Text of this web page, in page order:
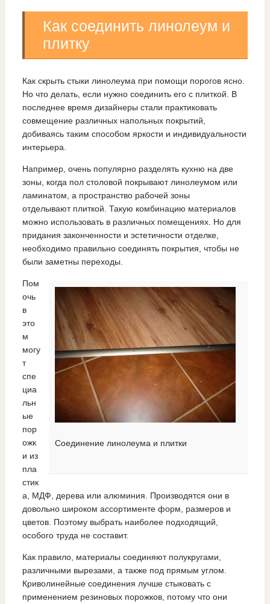
Как соединить линолеум и
плитку
Как скрыть стыки линолеума при помощи порогов ясно.
Но что делать, если нужно соединить его с плиткой. В
последнее время дизайнеры стали практиковать
совмещение различных напольных покрытий,
добиваясь таким способом яркости и индивидуальности
интерьера.
Например, очень популярно разделять кухню на две
зоны, когда пол столовой покрывают линолеумом или
ламинатом, а пространство рабочей зоны
отделывают плиткой. Такую комбинацию материалов
можно использовать в различных помещениях. Но для
придания законченности и эстетичности отделке,
необходимо правильно соединять покрытия, чтобы не
были заметны переходы.
Соединение линолеума и плитки
Пом
очь
в
это
м
могу
т
спе
циа
льн
ые
пор
ожк
и из
пла
стик
а, МДФ, дерева или алюминия. Производятся они в
довольно широком ассортименте форм, размеров и
цветов. Поэтому выбрать наиболее подходящий,
особого труда не составит.
Как правило, материалы соединяют полукругами,
различными вырезами, а также под прямым углом.
Криволинейные соединения лучше стыковать с
применением резиновых порожков, потому что они